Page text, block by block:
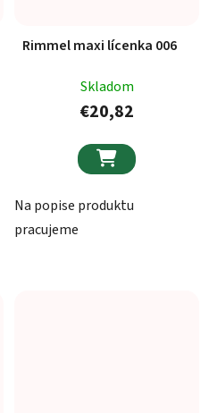
Rimmel maxi lícenka 006
Skladom
€20,82

Na popise produktu
pracujeme